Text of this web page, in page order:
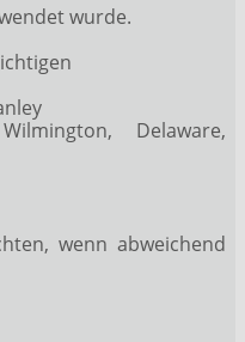
wurde.
Delaware,
wenn abweichend